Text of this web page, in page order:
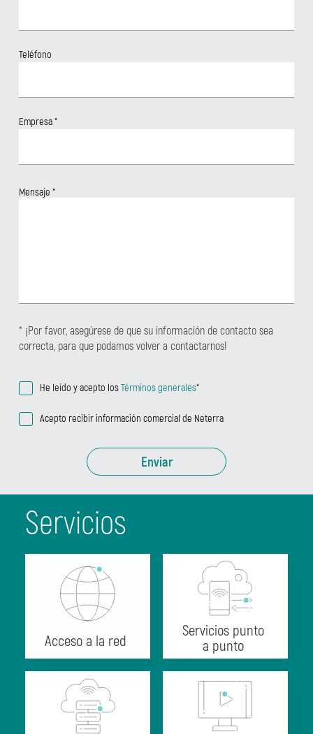
Teléfono
Empresa*
Mensaje*
* ¡Por favor, asegúrese de que su información de contacto sea
correcta, para que podamos volver a contactarnos!
He leído y acepto losTérminos generales*
Acepto recibir información comercial de Neterra
Enviar
Servicios
Acceso a la red
Servicios punto
a punto